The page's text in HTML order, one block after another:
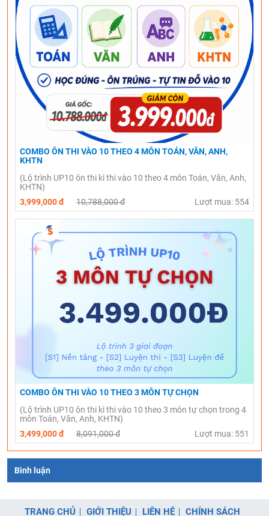
COMBO ÔN THI VÀO 10 THEO 4 MÔN TOÁN, VĂN, ANH,
KHTN
(Lộ trình UP10 ôn thi kì thi vào 10 theo 4 môn Toán, Văn, Anh,
KHTN)
3,999,000 đ
10,788,000 đ Lượt mua: 554
COMBO ÔN THI VÀO 10 THEO 3 MÔN TỰ CHỌN
(Lộ trình UP10 ôn thi kì thi vào 10 theo 3 môn tự chọn trong 4
môn Toán, Văn, Anh, KHTN)
3,499,000 đ
8,091,000 đ Lượt mua: 551
Bình luận
TRANG CHỦ GIỚI THIỆU LIÊN HỆ CHÍNH SÁCH